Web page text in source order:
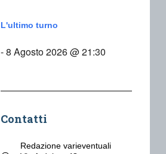
L'ultimo turno
- 8 Agosto 2026 @ 21:30
Contatti
Redazione varieventuali